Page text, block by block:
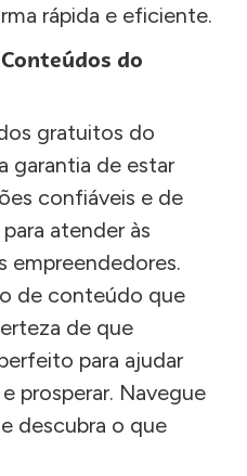
rápida e eficiente.
do
gratuitos do
garantia de estar
confiáveis e de
atender às
empreendedores.
de conteúdo que
de que
para ajudar
prosperar. Navegue
descubra o que